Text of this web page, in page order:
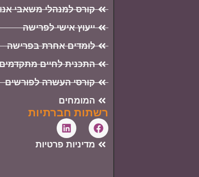
קורס למנהלי משאבי
ייעוץ אישי לפרישה
לומדים אחרת בפרישה
התכנית לחיים
קורסי העשרה לפורשים
המומחים
רשתות חברתיות
מדיניות פרטיות